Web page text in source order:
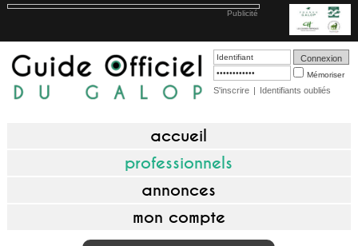
Publicité
Mémoriser
S'inscrire | Identifiants oubliés
accueil
professionnels
annonces
mon compte